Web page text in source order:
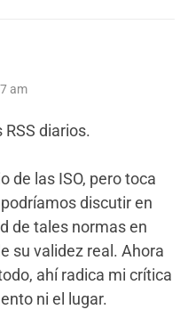
am
diarios.
de las ISO, pero toca
discutir en
de tales normas en
su validez real. Ahora
ahí radica mi crítica
ni el lugar.